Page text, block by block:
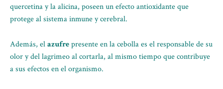
quercetina y la alicina, poseen un efecto antioxidante que
protege al sistema inmune y cerebral.
Además, elazufrepresente en la cebolla es el responsable de su
olor y del lagrimeo al cortarla, al mismo tiempo que contribuye
a sus efectos en el organismo.